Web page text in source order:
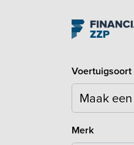
Navigation
Voertuigsoort
Merk